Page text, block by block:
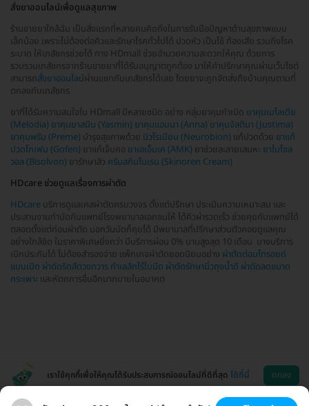
สั่งยาออนไลน์เพื่อดูแลสุขภาพ
ร้านขายยาใกล้ฉัน เป็นสิ่งแรกที่หลายคนคิดถึงในการรับมือปัญหาด้านสุขภาพแบบ
เล็กน้อย เพราะไม่ต้องต่อคิวและรักษาโรคทั่วไปได้ ปวดหัว เป็นไข้ ท้องเสีย รวมถึงโรค
ระบาด ให้เภสัชกรช่วยได้ ทาง HDmall ช่วยอำนวยความสะดวกให้คุณ ด้วยการ
รวบรวมเภสัชกรจากร้านขายยาที่ได้รับอนุญาตถูกต้อง มาให้คำปรึกษาคุณผ่านเว็บไซต์
สามารถสั่งยาออนไลน์ผ่านแชทกับเภสัชกรได้เลย โดยยาจะถูกจัดส่งถึงบ้านคุณตามที่
ตกลงกับเภสัชกร
ยาที่ได้รับความสนใจใน HDmall มีหลายชนิด อย่าง กลุ่มยาคุมกำเนิด ยาคุมเมโลเดีย
(Melodia) ยาคุมยาสมิน (Yasmin) ยาคุมแอนนา (Anna) ยาคุมจัสติมา (Justima)
ยาคุมพรีม (Preme) บำรุงสุขภาพด้วย นิวโรเบียน (Neurobion) แก้ปวดด้วย ยาแก้
ปวดโกเฟน (Gofen) ยาแก้เจ็บคอ ยาเอเอ็มเค (AMK) ยาช่วยละลายเสมหะ ยาไบโซล
วอล (Bisolvon) ยารักษาสิว ครีมสกินโนเรน (Skinoren Cream)
HDcare ช่วยดูแลเรื่องการผ่าตัด
HDcare บริการดูแลเคสผ่าตัดครบวงจร ตั้งแต่ปรึกษา ประเมินความเหมาะสม และ
ประสานงานทำนัดกับแพทย์โรงพยาบาลเอกชนให้ ได้คิวผ่ารวดเร็ว ช่วยคุยกับแพทย์ได้
ตลอดตั้งแต่ก่อนผ่าตัด นอกวันนัดก็คุยได้ มีพยาบาลที่ปรึกษาส่วนตัวคอยดูแลคุณ
อย่างใกล้ชิด ในราคาพิเศษยิ่งกว่า มีบริการผ่อน 0% นานสูงสุด 10 เดือน บางบริการ
เบิกประกันได้ ไม่ต้องสำรองจ่าย แพ็กเกจผ่าตัดยอดนิยมอย่าง ผ่าตัดต่อมไทรอยด์
แบบเปิด ผ่าตัดริดสีดวงทวาร ทำเลสิกไร้ใบมีด ผ่าตัดรักษานิ่วถุงน้ำดี ผ่าตัดลดขนาด
กระเพาะ และหัตถการอื่นอีกมากมายในอนาคต
เราใช้คุกกี้เพื่อให้คุณได้รับประสบการณ์ออนไลน์ที่ดีที่สุด ได้ที่นี่ ตกลง